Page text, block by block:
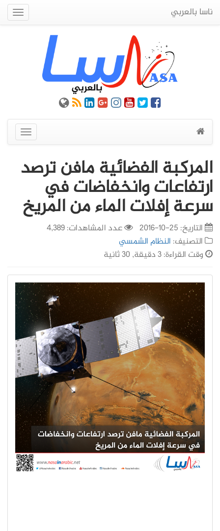
ناسا بالعربي
عرض
القائمة
المركبة الفضائية مافن ترصد
ارتفاعات وانخفاضات في
سرعة إفلات الماء من المريخ
التاريخ: 25-10-2016
عدد المشاهدات: 4,389
التصنيف: النظام الشمسي
وقت القراءة: 3 دقيقة, 30 ثانية